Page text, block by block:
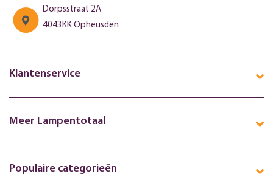
Dorpsstraat 2A
4043KK Opheusden
Klantenservice
Meer Lampentotaal
Populaire categorieën